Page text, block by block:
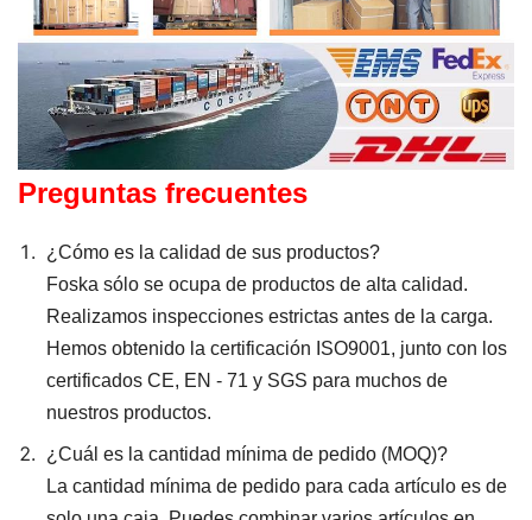
Preguntas frecuentes
¿Cómo es la calidad de sus productos?
Foska sólo se ocupa de productos de alta calidad.
Realizamos inspecciones estrictas antes de la carga.
Hemos obtenido la certificación ISO9001, junto con los
certificados CE, EN - 71 y SGS para muchos de
nuestros productos.
¿Cuál es la cantidad mínima de pedido (MOQ)?
La cantidad mínima de pedido para cada artículo es de